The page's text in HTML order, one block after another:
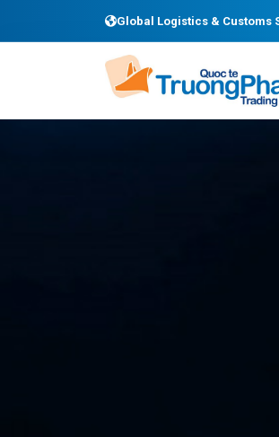
Global Logistics & Customs